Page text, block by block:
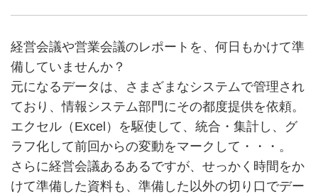
経営会議や営業会議のレポートを、何日もかけて準
備していませんか？
元になるデータは、さまざまなシステムで管理され
ており、情報システム部門にその都度提供を依頼。
エクセル（Excel）を駆使して、統合・集計し、グ
ラフ化して前回からの変動をマークして・・・。
さらに経営会議あるあるですが、せっかく時間をか
けて準備した資料も、準備した以外の切り口でデー